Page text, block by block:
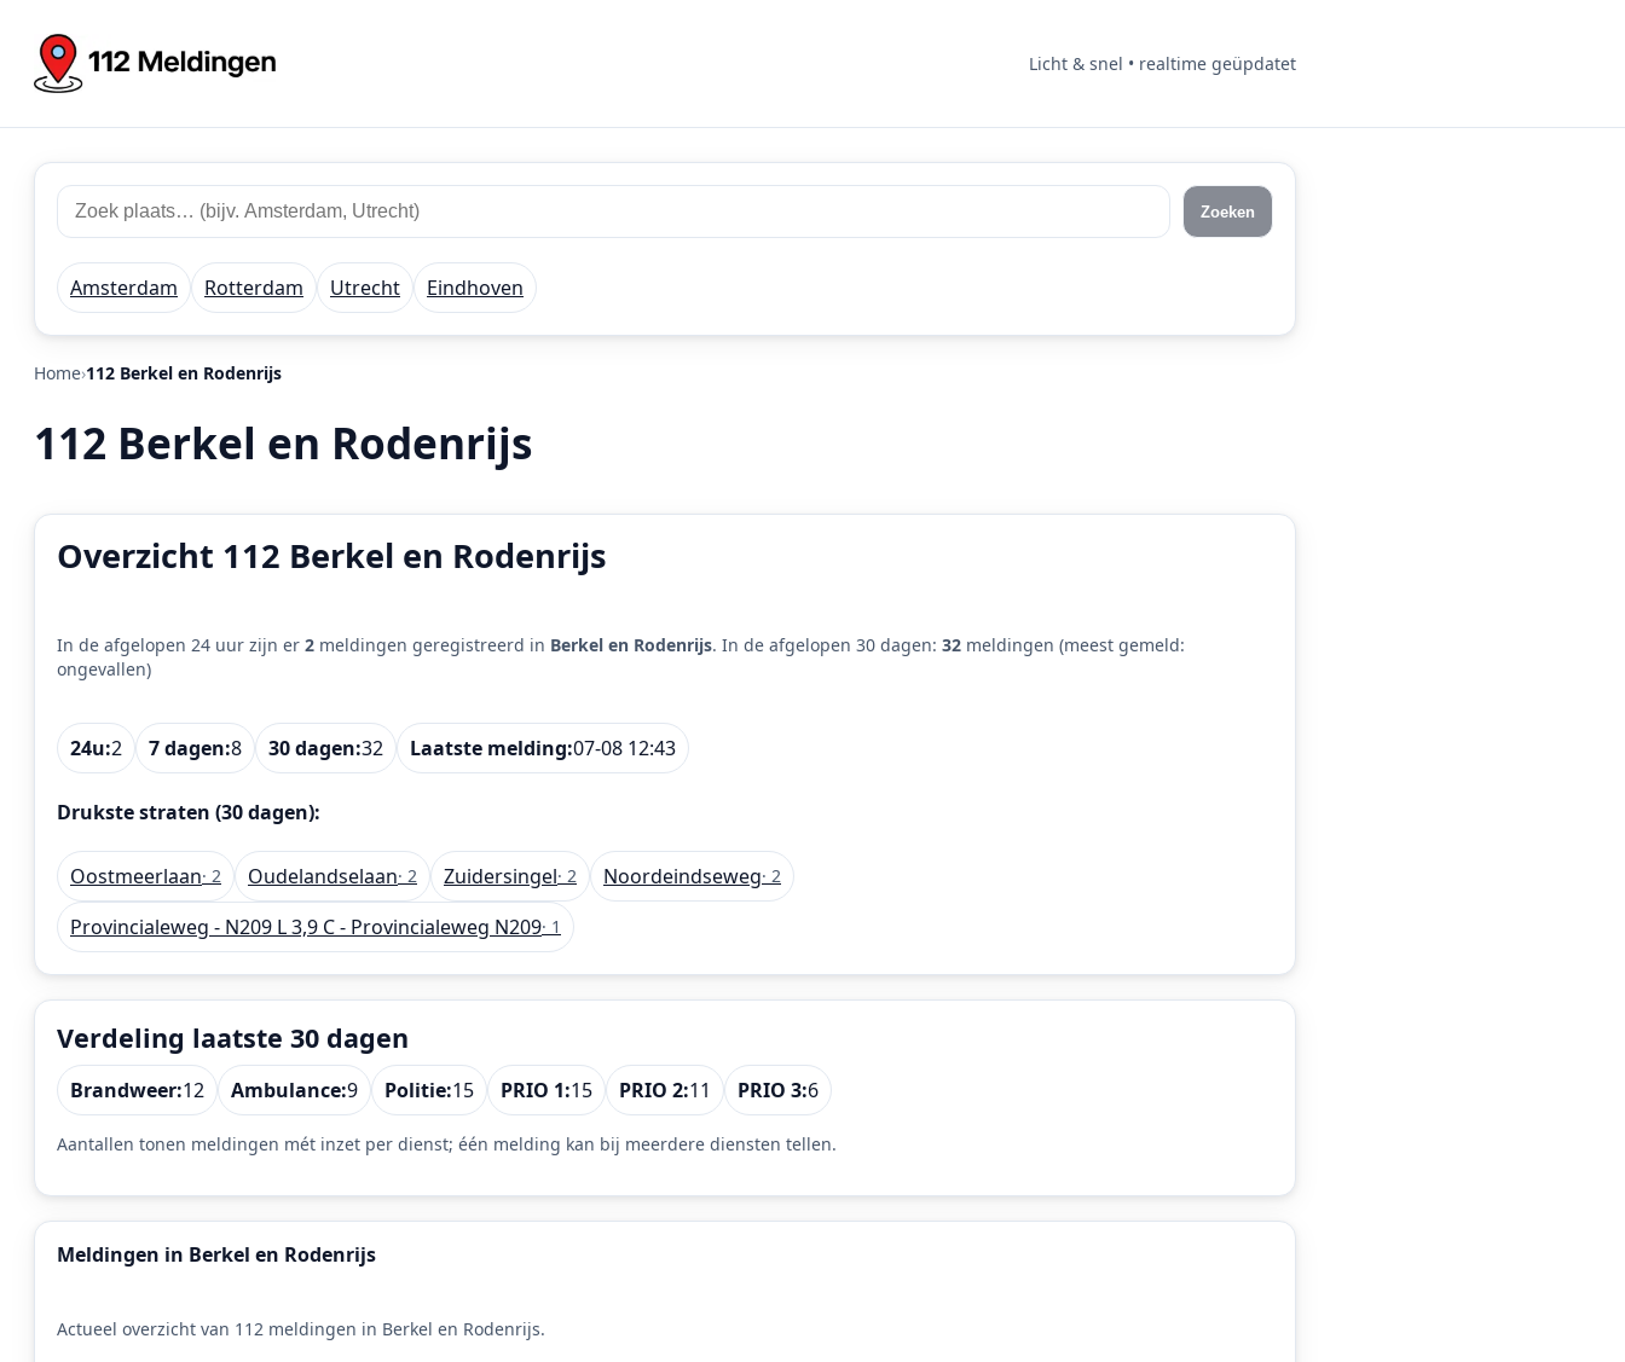
Licht & snel • realtime geüpdatet
Zoek
112
meldingen
Zoek
plaats
regio
Zoeken
Amsterdam Rotterdam Utrecht Eindhoven
Home 112 Berkel en Rodenrijs
112 Berkel en Rodenrijs
Overzicht 112 Berkel en Rodenrijs
In de afgelopen 24 uur zijn er 2 meldingen geregistreerd in Berkel en Rodenrijs. In de afgelopen 30 dagen: 32 meldingen (meest gemeld:
ongevallen)
24u:2 7 dagen:8 30 dagen:32 Laatste melding:07-08 12:43
Drukste straten (30 dagen):
Oostmeerlaan· 2 Oudelandselaan· 2 Zuidersingel· 2 Noordeindseweg· 2
Provincialeweg - N209 L 3,9 C - Provincialeweg N209· 1
Verdeling laatste 30 dagen
Brandweer:12 Ambulance:9 Politie:15 PRIO 1:15 PRIO 2:11 PRIO 3:6
Aantallen tonen meldingen mét inzet per dienst; één melding kan bij meerdere diensten tellen.
Meldingen in Berkel en Rodenrijs
Actueel overzicht van 112 meldingen in Berkel en Rodenrijs.